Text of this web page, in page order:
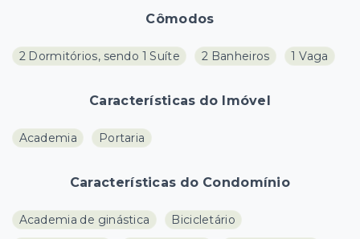
Cômodos
2 Dormitórios, sendo 1 Suíte 2 Banheiros 1 Vaga
Características do Imóvel
Academia Portaria
Características do Condomínio
Academia de ginástica
Bicicletário